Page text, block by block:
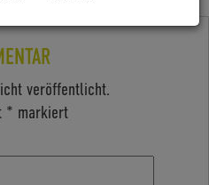
veröffentlicht.
* markiert